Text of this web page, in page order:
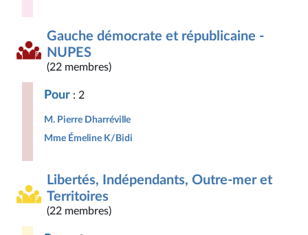
Gauche démocrate et républicaine -
NUPES
(22 membres)
Pour : 2
M. Pierre Dharréville
Mme Émeline K/Bidi
Libertés, Indépendants, Outre-mer et
Territoires
(22 membres)